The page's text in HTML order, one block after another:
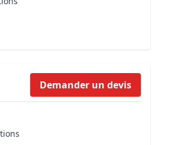
Demander un devis